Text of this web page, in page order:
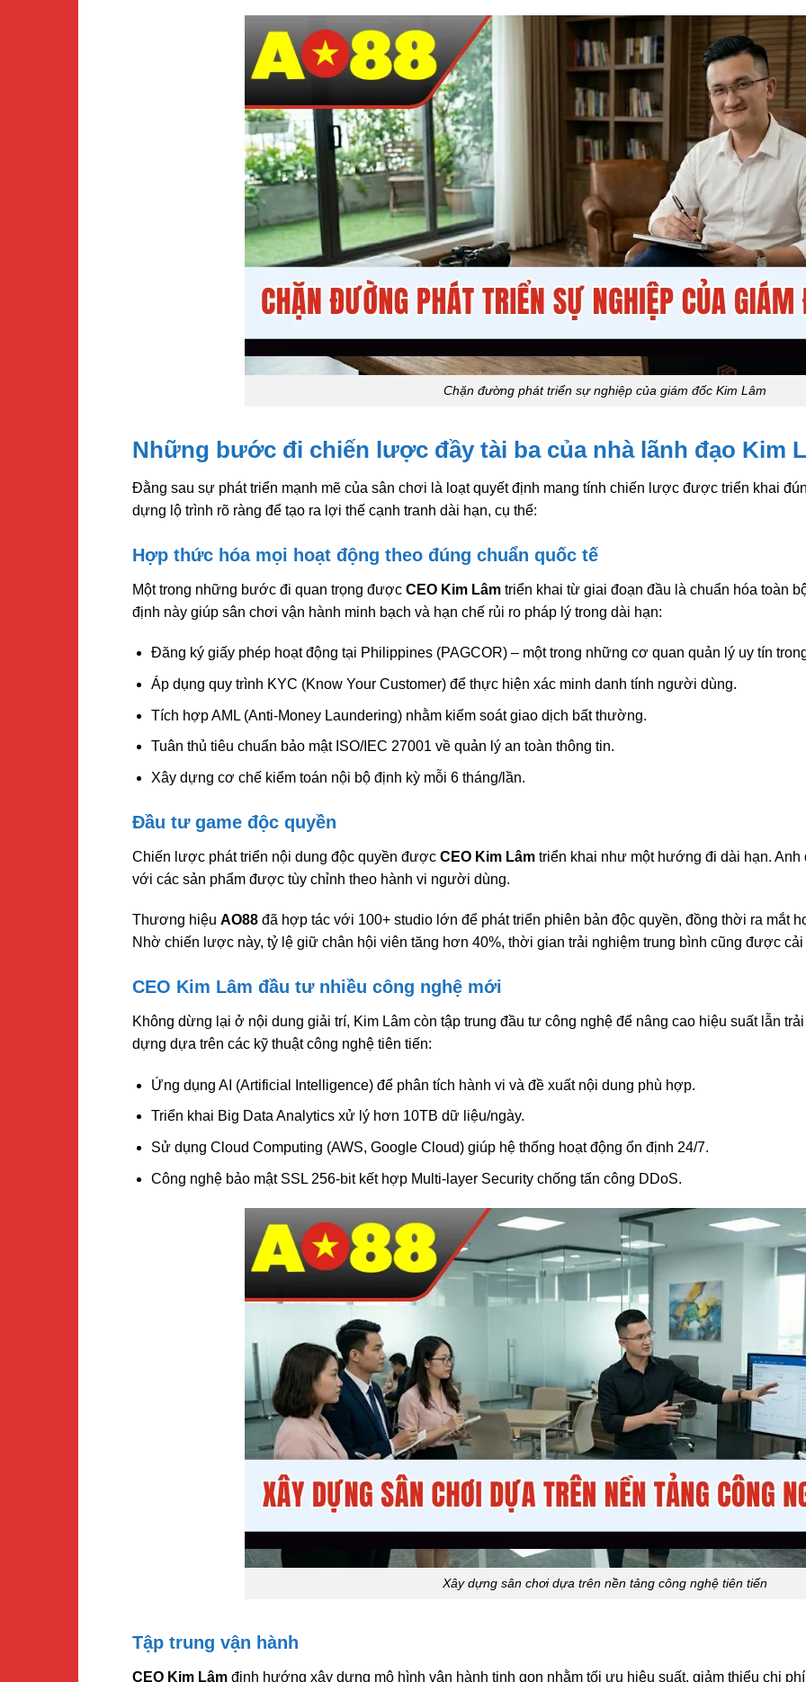
Chặn đường phát triển sự nghiệp của giám đốc Kim Lâm
Những bước đi chiến lược đầy tài ba của nhà lãnh đạo Kim
Đằng sau sự phát triển mạnh mẽ của sân chơi là loạt quyết định mang tính chiến lược được triển khai
dựng lộ trình rõ ràng để tạo ra lợi thế cạnh tranh dài hạn, cụ thể:
Hợp thức hóa mọi hoạt động theo đúng chuẩn quốc tế
Một trong những bước đi quan trọng được CEO Kim Lâm triển khai từ giai đoạn đầu là chuẩn hóa toàn
định này giúp sân chơi vận hành minh bạch và hạn chế rủi ro pháp lý trong dài hạn:
Đăng ký giấy phép hoạt động tại Philippines (PAGCOR) – một trong những cơ quan quản lý uy tín
Áp dụng quy trình KYC (Know Your Customer) để thực hiện xác minh danh tính người dùng.
Tích hợp AML (Anti-Money Laundering) nhằm kiểm soát giao dịch bất thường.
Tuân thủ tiêu chuẩn bảo mật ISO/IEC 27001 về quản lý an toàn thông tin.
Xây dựng cơ chế kiểm toán nội bộ định kỳ mỗi 6 tháng/lần.
Đầu tư game độc quyền
Chiến lược phát triển nội dung độc quyền được CEO Kim Lâm triển khai như một hướng đi dài hạn.
với các sản phẩm được tùy chỉnh theo hành vi người dùng.
Thương hiệu AO88 đã hợp tác với 100+ studio lớn để phát triển phiên bản độc quyền, đồng thời ra mắt
Nhờ chiến lược này, tỷ lệ giữ chân hội viên tăng hơn 40%, thời gian trải nghiệm trung bình cũng được cải
CEO Kim Lâm đầu tư nhiều công nghệ mới
Không dừng lại ở nội dung giải trí, Kim Lâm còn tập trung đầu tư công nghệ để nâng cao hiệu suất lẫn
dựng dựa trên các kỹ thuật công nghệ tiên tiến:
Ứng dụng AI (Artificial Intelligence) để phân tích hành vi và đề xuất nội dung phù hợp.
Triển khai Big Data Analytics xử lý hơn 10TB dữ liệu/ngày.
Sử dụng Cloud Computing (AWS, Google Cloud) giúp hệ thống hoạt động ổn định 24/7.
Công nghệ bảo mật SSL 256-bit kết hợp Multi-layer Security chống tấn công DDoS.
Xây dựng sân chơi dựa trên nền tảng công nghệ tiên tiến
Tập trung vận hành
CEO Kim Lâm định hướng xây dựng mô hình vận hành tinh gọn nhằm tối ưu hiệu suất, giảm thiểu chi